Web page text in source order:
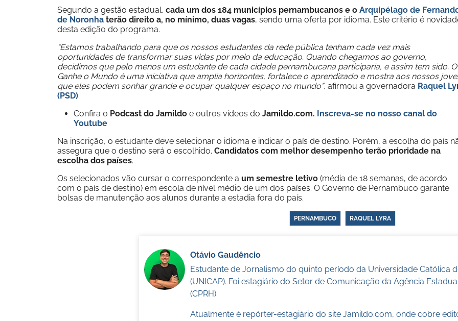
Segundo a gestão estadual, cada um dos 184 municípios pernambucanos e o Arquipélago de
de Noronha terão direito a, no mínimo, duas vagas, sendo uma oferta por idioma. Este critério é
desta edição do programa.
“Estamos trabalhando para que os nossos estudantes da rede pública tenham cada vez mais
oportunidades de transformar suas vidas por meio da educação. Quando chegamos ao governo,
decidimos que pelo menos um estudante de cada cidade pernambucana participaria, e assim tem sido. O
Ganhe o Mundo é uma iniciativa que amplia horizontes, fortalece o aprendizado e mostra aos nossos
que eles podem sonhar grande e ocupar qualquer espaço no mundo”, afirmou a governadora Raquel
(PSD).
Confira o Podcast do Jamildo e outros vídeos do Jamildo.com. Inscreva-se no nosso canal do
Youtube
Na inscrição, o estudante deve selecionar o idioma e indicar o país de destino. Porém, a escolha do país
assegura que o destino será o escolhido. Candidatos com melhor desempenho terão prioridade na
escolha dos países.
Os selecionados vão cursar o correspondente a um semestre letivo (média de 18 semanas, de acordo
com o país de destino) em escola de nível médio de um dos países. O Governo de Pernambuco garante
bolsas de manutenção aos alunos durante a estadia fora do país.
PERNAMBUCO RAQUEL LYRA
Otávio Gaudêncio
Estudante de Jornalismo do quinto período da Universidade Católica
(UNICAP). Foi estagiário do Setor de Comunicação da Agência
(CPRH).
Atualmente é repórter-estagiário do site Jamildo.com, onde cobre